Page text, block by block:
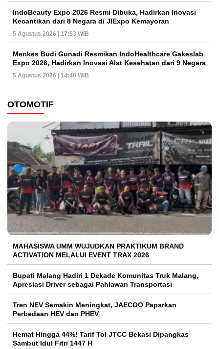
IndoBeauty Expo 2026 Resmi Dibuka, Hadirkan Inovasi
Kecantikan dari 8 Negara di JIExpo Kemayoran
5 Agustus 2026 | 17:53 WIB
Menkes Budi Gunadi Resmikan IndoHealthcare Gakeslab
Expo 2026, Hadirkan Inovasi Alat Kesehatan dari 9 Negara
5 Agustus 2026 | 14:40 WIB
OTOMOTIF
MAHASISWA UMM WUJUDKAN PRAKTIKUM BRAND
ACTIVATION MELALUI EVENT TRAX 2026
Bupati Malang Hadiri 1 Dekade Komunitas Truk Malang,
Apresiasi Driver sebagai Pahlawan Transportasi
Tren NEV Semakin Meningkat, JAECOO Paparkan
Perbedaan HEV dan PHEV
Hemat Hingga 44%! Tarif Tol JTCC Bekasi Dipangkas
Sambut Idul Fitri 1447 H